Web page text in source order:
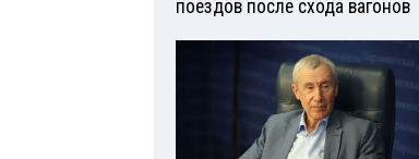
поездов после схода вагонов